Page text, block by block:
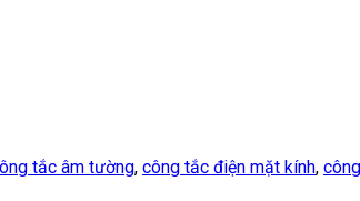
tắc âm tường, công tắc điện mặt kính,